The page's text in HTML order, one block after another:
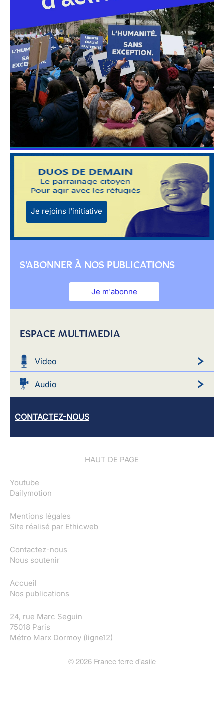
Je rejoins l'initiative
S'ABONNER À NOS PUBLICATIONS
Je m'abonne
ESPACE MULTIMEDIA
Video
Audio
CONTACTEZ-NOUS
HAUT DE PAGE
Youtube
Dailymotion
Mentions légales
Site réalisé par Ethicweb
Contactez-nous
Nous soutenir
Accueil
Nos publications
24, rue Marc Seguin
75018 Paris
Métro Marx Dormoy (ligne12)
©2026France terre d'asile